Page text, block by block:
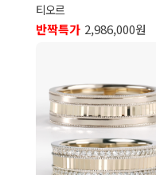
티오르
반짝특가 2,986,000원